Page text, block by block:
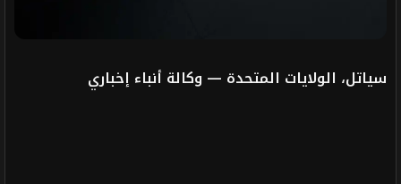
سياتل، الولايات المتحدة — وكالة أنباء إخباري